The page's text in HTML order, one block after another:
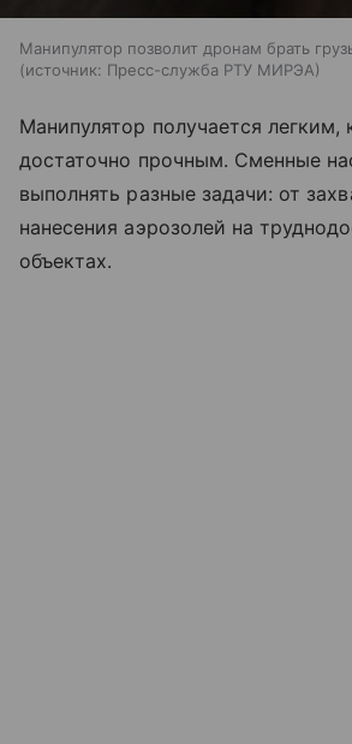
Манипулятор позволит дронам брать
источник: Пресс-служба РТУ МИРЭА
Манипулятор получается
достаточно прочным. Сменные
выполнять разные задачи: от
нанесения аэрозолей на
объектах.